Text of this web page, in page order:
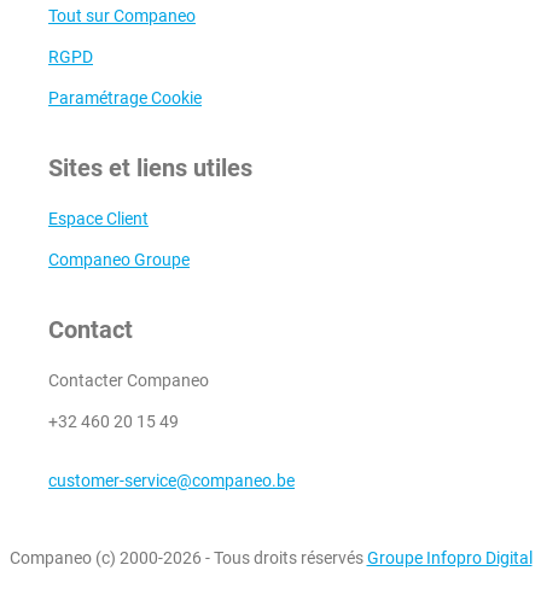
Tout sur Companeo
RGPD
Paramétrage Cookie
Sites et liens utiles
Espace Client
Companeo Groupe
Contact
Contacter Companeo
+32 460 20 15 49
customer-service@companeo.be
Companeo (c) 2000-2026 - Tous droits réservésGroupe Infopro Digital